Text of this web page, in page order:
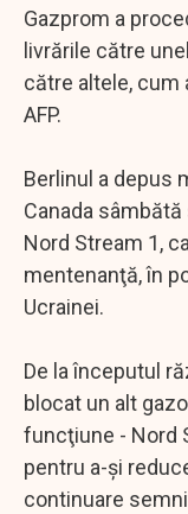
Gazprom a
livrările către
către altele, cum
AFP.
Berlinul a depus
Canada
Nord Stream 1,
mentenanţă, în
Ucrainei.
De la începutul
blocat un alt
funcţiune - Nord
pentru a-şi
continuare